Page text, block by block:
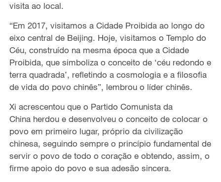
visita ao local.
“Em 2017, visitamos a Cidade Proibida ao longo do
eixo central de Beijing. Hoje, visitamos o Templo do
Céu, construído na mesma época que a Cidade
Proibida, que simboliza o conceito de ‘céu redondo e
terra quadrada’, refletindo a cosmologia e a filosofia
de vida do povo chinês”, lembrou o líder chinês.
Xi acrescentou que o Partido Comunista da
China herdou e desenvolveu o conceito de colocar o
povo em primeiro lugar, próprio da civilização
chinesa, seguindo sempre o princípio fundamental de
servir o povo de todo o coração e obtendo, assim, o
firme apoio do povo e sua adesão sincera.